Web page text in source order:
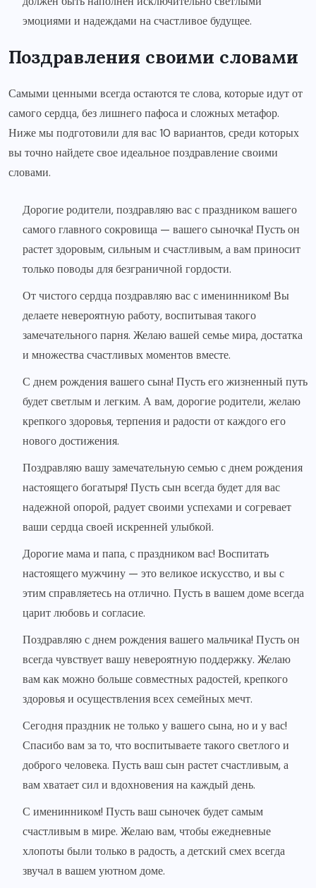
эмоциями и надеждами на счастливое будущее.
Поздравления своими словами
Самыми ценными всегда остаются те слова, которые идут от
самого сердца, без лишнего пафоса и сложных метафор.
Ниже мы подготовили для вас 10 вариантов, среди которых
вы точно найдете свое идеальное поздравление своими
словами.
Дорогие родители, поздравляю вас с праздником вашего
самого главного сокровища — вашего сыночка! Пусть он
растет здоровым, сильным и счастливым, а вам приносит
только поводы для безграничной гордости.
От чистого сердца поздравляю вас с именинником! Вы
делаете невероятную работу, воспитывая такого
замечательного парня. Желаю вашей семье мира, достатка
и множества счастливых моментов вместе.
С днем рождения вашего сына! Пусть его жизненный путь
будет светлым и легким. А вам, дорогие родители, желаю
крепкого здоровья, терпения и радости от каждого его
нового достижения.
Поздравляю вашу замечательную семью с днем рождения
настоящего богатыря! Пусть сын всегда будет для вас
надежной опорой, радует своими успехами и согревает
ваши сердца своей искренней улыбкой.
Дорогие мама и папа, с праздником вас! Воспитать
настоящего мужчину — это великое искусство, и вы с
этим справляетесь на отлично. Пусть в вашем доме всегда
царит любовь и согласие.
Поздравляю с днем рождения вашего мальчика! Пусть он
всегда чувствует вашу невероятную поддержку. Желаю
вам как можно больше совместных радостей, крепкого
здоровья и осуществления всех семейных мечт.
Сегодня праздник не только у вашего сына, но и у вас!
Спасибо вам за то, что воспитываете такого светлого и
доброго человека. Пусть ваш сын растет счастливым, а
вам хватает сил и вдохновения на каждый день.
С именинником! Пусть ваш сыночек будет самым
счастливым в мире. Желаю вам, чтобы ежедневные
хлопоты были только в радость, а детский смех всегда
звучал в вашем уютном доме.